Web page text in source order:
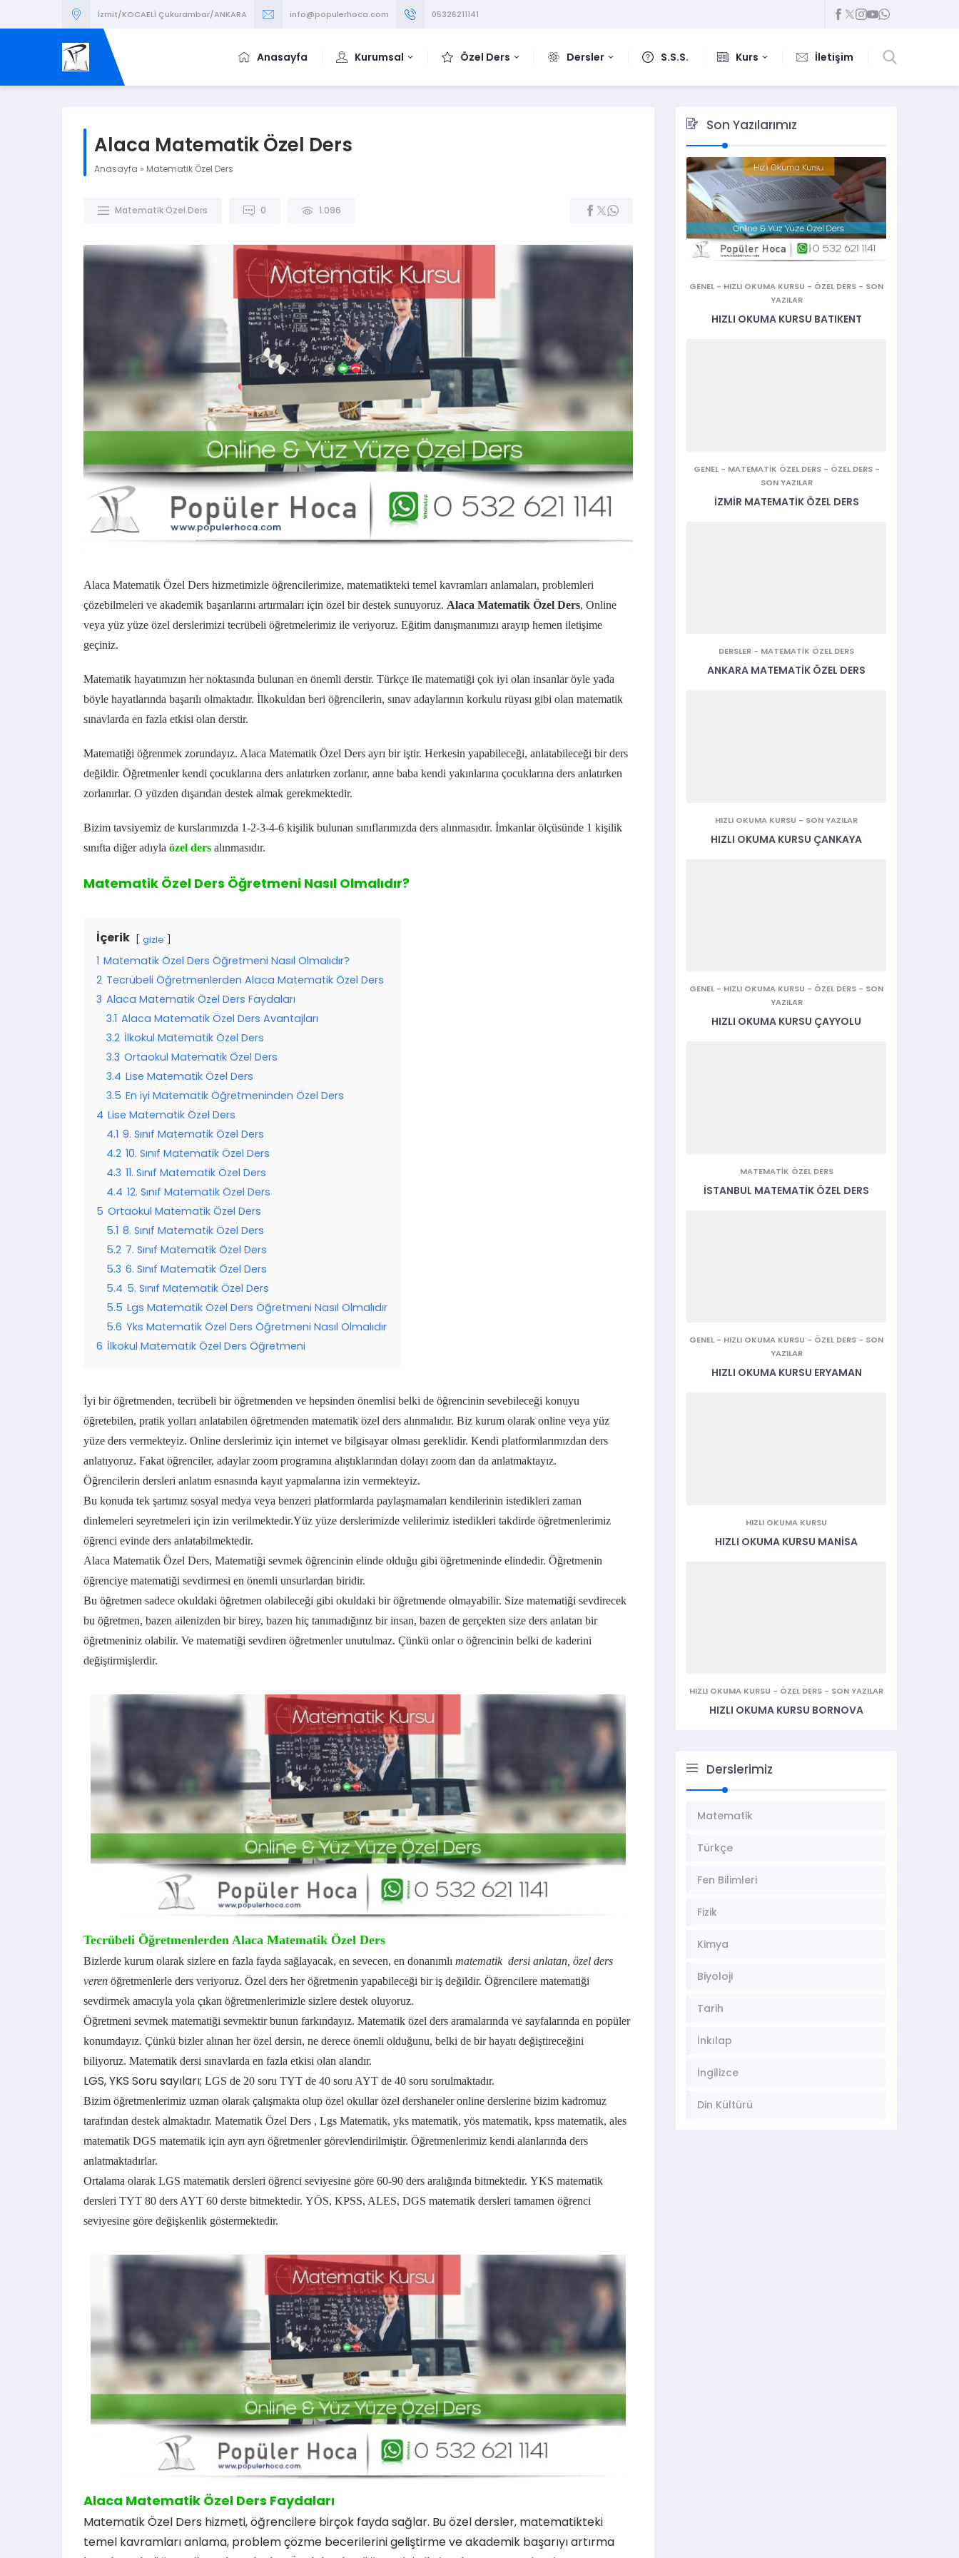
İzmit/KOCAELİ Çukurambar/ANKARA info@populerhoca.com 05326211141
Anasayfa Kurumsal Özel Ders Dersler S.S.S. Kurs İletişim
Alaca Matematik Özel Ders
Anasayfa » Matematik Özel Ders
Matematik Özel Ders 0 1.096
Alaca Matematik Özel Ders hizmetimizle öğrencilerimize, matematikteki temel kavramları anlamaları, problemleri
çözebilmeleri ve akademik başarılarını artırmaları için özel bir destek sunuyoruz. Alaca Matematik Özel Ders, Online
veya yüz yüze özel derslerimizi tecrübeli öğretmelerimiz ile veriyoruz. Eğitim danışmanımızı arayıp hemen iletişime
geçiniz.
Matematik hayatımızın her noktasında bulunan en önemli derstir. Türkçe ile matematiği çok iyi olan insanlar öyle yada
böyle hayatlarında başarılı olmaktadır. İlkokuldan beri öğrencilerin, sınav adaylarının korkulu rüyası gibi olan matematik
sınavlarda en fazla etkisi olan derstir.
Matematiği öğrenmek zorundayız. Alaca Matematik Özel Ders ayrı bir iştir. Herkesin yapabileceği, anlatabileceği bir ders
değildir. Öğretmenler kendi çocuklarına ders anlatırken zorlanır, anne baba kendi yakınlarına çocuklarına ders anlatırken
zorlanırlar. O yüzden dışarıdan destek almak gerekmektedir.
Bizim tavsiyemiz de kurslarımızda 1-2-3-4-6 kişilik bulunan sınıflarımızda ders alınmasıdır. İmkanlar ölçüsünde 1 kişilik
sınıfta diğer adıyla özel ders alınmasıdır.
Matematik Özel Ders Öğretmeni Nasıl Olmalıdır?
İçerik gizle
1 Matematik Özel Ders Öğretmeni Nasıl Olmalıdır?
2 Tecrübeli Öğretmenlerden Alaca Matematik Özel Ders
3 Alaca Matematik Özel Ders Faydaları
3.1 Alaca Matematik Özel Ders Avantajları
3.2 İlkokul Matematik Özel Ders
3.3 Ortaokul Matematik Özel Ders
3.4 Lise Matematik Özel Ders
3.5 En iyi Matematik Öğretmeninden Özel Ders
4 Lise Matematik Özel Ders
4.1 9. Sınıf Matematik Özel Ders
4.2 10. Sınıf Matematik Özel Ders
4.3 11. Sınıf Matematik Özel Ders
4.4 12. Sınıf Matematik Özel Ders
5 Ortaokul Matematik Özel Ders
5.1 8. Sınıf Matematik Özel Ders
5.2 7. Sınıf Matematik Özel Ders
5.3 6. Sınıf Matematik Özel Ders
5.4 5. Sınıf Matematik Özel Ders
5.5 Lgs Matematik Özel Ders Öğretmeni Nasıl Olmalıdır
5.6 Yks Matematik Özel Ders Öğretmeni Nasıl Olmalıdır
6 İlkokul Matematik Özel Ders Öğretmeni
İyi bir öğretmenden, tecrübeli bir öğretmenden ve hepsinden önemlisi belki de öğrencinin sevebileceği konuyu
öğretebilen, pratik yolları anlatabilen öğretmenden matematik özel ders alınmalıdır. Biz kurum olarak online veya yüz
yüze ders vermekteyiz. Online derslerimiz için internet ve bilgisayar olması gereklidir. Kendi platformlarımızdan ders
anlatıyoruz. Fakat öğrenciler, adaylar zoom programına alıştıklarından dolayı zoom dan da anlatmaktayız.
Öğrencilerin dersleri anlatım esnasında kayıt yapmalarına izin vermekteyiz.
Bu konuda tek şartımız sosyal medya veya benzeri platformlarda paylaşmamaları kendilerinin istedikleri zaman
dinlemeleri seyretmeleri için izin verilmektedir.Yüz yüze derslerimizde velilerimiz istedikleri takdirde öğretmenlerimiz
öğrenci evinde ders anlatabilmektedir.
Alaca Matematik Özel Ders, Matematiği sevmek öğrencinin elinde olduğu gibi öğretmeninde elindedir. Öğretmenin
öğrenciye matematiği sevdirmesi en önemli unsurlardan biridir.
Bu öğretmen sadece okuldaki öğretmen olabileceği gibi okuldaki bir öğretmende olmayabilir. Size matematiği sevdirecek
bu öğretmen, bazen ailenizden bir birey, bazen hiç tanımadığınız bir insan, bazen de gerçekten size ders anlatan bir
öğretmeniniz olabilir. Ve matematiği sevdiren öğretmenler unutulmaz. Çünkü onlar o öğrencinin belki de kaderini
değiştirmişlerdir.
Tecrübeli Öğretmenlerden Alaca Matematik Özel Ders
Bizlerde kurum olarak sizlere en fazla fayda sağlayacak, en sevecen, en donanımlı matematik dersi anlatan, özel ders
veren öğretmenlerle ders veriyoruz. Özel ders her öğretmenin yapabileceği bir iş değildir. Öğrencilere matematiği
sevdirmek amacıyla yola çıkan öğretmenlerimizle sizlere destek oluyoruz.
Öğretmeni sevmek matematiği sevmektir bunun farkındayız. Matematik özel ders aramalarında ve sayfalarında en popüler
konumdayız. Çünkü bizler alınan her özel dersin, ne derece önemli olduğunu, belki de bir hayatı değiştireceğini
biliyoruz. Matematik dersi sınavlarda en fazla etkisi olan alandır.
LGS, YKS Soru sayıları; LGS de 20 soru TYT de 40 soru AYT de 40 soru sorulmaktadır.
Bizim öğretmenlerimiz uzman olarak çalışmakta olup özel okullar özel dershaneler online derslerine bizim kadromuz
tarafından destek almaktadır. Matematik Özel Ders , Lgs Matematik, yks matematik, yös matematik, kpss matematik, ales
matematik DGS matematik için ayrı ayrı öğretmenler görevlendirilmiştir. Öğretmenlerimiz kendi alanlarında ders
anlatmaktadırlar.
Ortalama olarak LGS matematik dersleri öğrenci seviyesine göre 60-90 ders aralığında bitmektedir. YKS matematik
dersleri TYT 80 ders AYT 60 derste bitmektedir. YÖS, KPSS, ALES, DGS matematik dersleri tamamen öğrenci
seviyesine göre değişkenlik göstermektedir.
Alaca Matematik Özel Ders Faydaları
Matematik Özel Ders hizmeti, öğrencilere birçok fayda sağlar. Bu özel dersler, matematikteki
temel kavramları anlama, problem çözme becerilerini geliştirme ve akademik başarıyı artırma
Son Yazılarımız
GENEL - HIZLI OKUMA KURSU - ÖZEL DERS - SON
YAZILAR
HIZLI OKUMA KURSU BATIKENT
GENEL- MATEMATIK ÖZEL DERS- ÖZEL DERS-
SON YAZILAR
İZMIR MATEMATIK ÖZEL DERS
DERSLER - MATEMATIK ÖZEL DERS
ANKARA MATEMATIK ÖZEL DERS
HIZLI OKUMA KURSU - SON YAZILAR
HIZLI OKUMA KURSU ÇANKAYA
GENEL - HIZLI OKUMA KURSU - ÖZEL DERS - SON
YAZILAR
HIZLI OKUMA KURSU ÇAYYOLU
MATEMATIK ÖZEL DERS
İSTANBUL MATEMATIK ÖZEL DERS
GENEL - HIZLI OKUMA KURSU - ÖZEL DERS - SON
YAZILAR
HIZLI OKUMA KURSU ERYAMAN
HIZLI OKUMA KURSU
HIZLI OKUMA KURSU MANISA
HIZLI OKUMA KURSU - ÖZEL DERS - SON YAZILAR
HIZLI OKUMA KURSU BORNOVA
Derslerimiz
Matematik
Türkçe
Fen Bilimleri
Fizik
Kimya
Biyoloji
Tarih
İnkılap
İngilizce
Din Kültürü